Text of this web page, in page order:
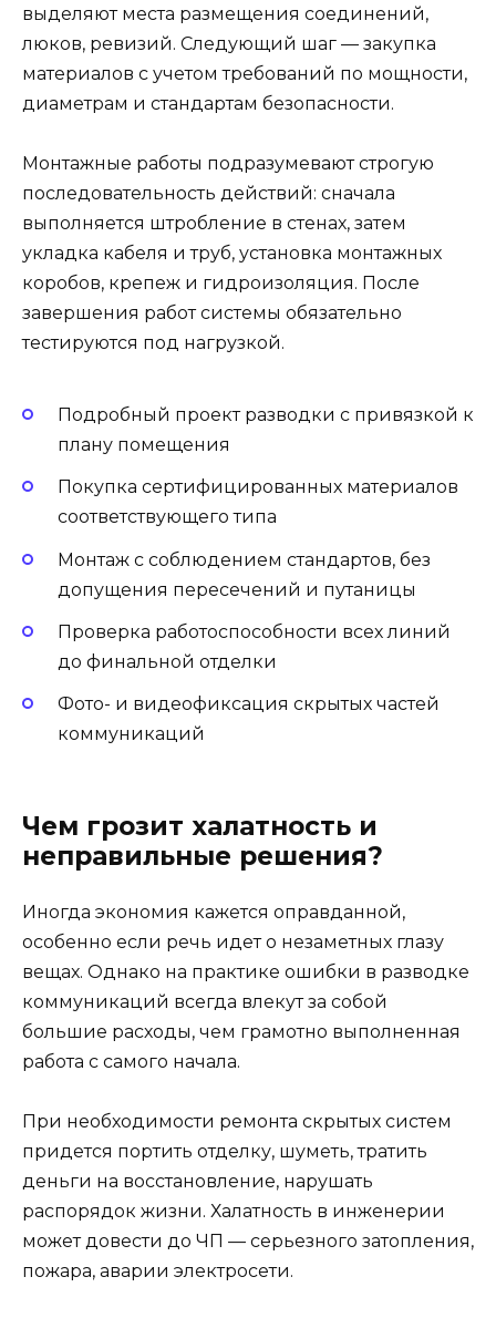
выделяют места размещения соединений,
люков, ревизий. Следующий шаг — закупка
материалов с учетом требований по мощности,
диаметрам и стандартам безопасности.
Монтажные работы подразумевают строгую
последовательность действий: сначала
выполняется штробление в стенах, затем
укладка кабеля и труб, установка монтажных
коробов, крепеж и гидроизоляция. После
завершения работ системы обязательно
тестируются под нагрузкой.
Подробный проект разводки с привязкой к
плану помещения
Покупка сертифицированных материалов
соответствующего типа
Монтаж с соблюдением стандартов, без
допущения пересечений и путаницы
Проверка работоспособности всех линий
до финальной отделки
Фото- и видеофиксация скрытых частей
коммуникаций
Чем грозит халатность и
неправильные решения?
Иногда экономия кажется оправданной,
особенно если речь идет о незаметных глазу
вещах. Однако на практике ошибки в разводке
коммуникаций всегда влекут за собой
большие расходы, чем грамотно выполненная
работа с самого начала.
При необходимости ремонта скрытых систем
придется портить отделку, шуметь, тратить
деньги на восстановление, нарушать
распорядок жизни. Халатность в инженерии
может довести до ЧП — серьезного затопления,
пожара, аварии электросети.